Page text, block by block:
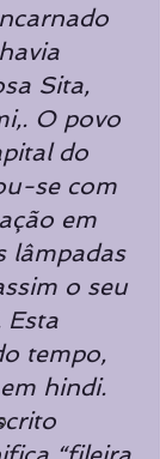
Sita,
O povo
do
se com
em
lâmpadas
o seu
Esta
tempo,
hindi.